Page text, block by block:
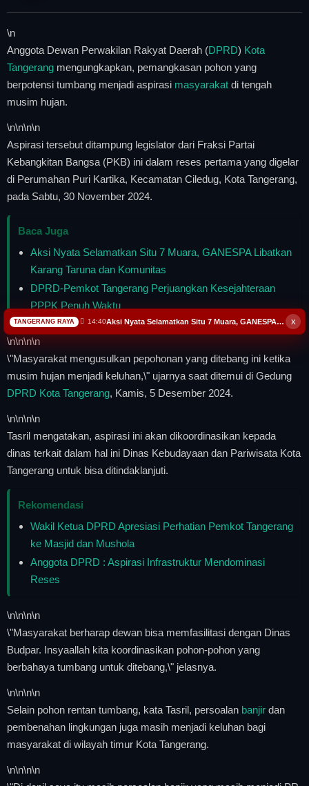
\n
Anggota Dewan Perwakilan Rakyat Daerah (DPRD) Kota
Tangerang mengungkapkan, pemangkasan pohon yang
berpotensi tumbang menjadi aspirasi masyarakat di tengah
musim hujan.
\n\n\n\n
Aspirasi tersebut ditampung legislator dari Fraksi Partai
Kebangkitan Bangsa (PKB) ini dalam reses pertama yang digelar
di Perumahan Puri Kartika, Kecamatan Ciledug, Kota Tangerang,
pada Sabtu, 30 November 2024.
Baca Juga
Aksi Nyata Selamatkan Situ 7 Muara, GANESPA Libatkan
Karang Taruna dan Komunitas
DPRD-Pemkot Tangerang Perjuangkan Kesejahteraan
PPPK Penuh Waktu
\n\n\n\n
\"Masyarakat mengusulkan pepohonan yang ditebang ini ketika
musim hujan menjadi keluhan,\" ujarnya saat ditemui di Gedung
DPRD Kota Tangerang, Kamis, 5 Desember 2024.
\n\n\n\n
Tasril mengatakan, aspirasi ini akan dikoordinasikan kepada
dinas terkait dalam hal ini Dinas Kebudayaan dan Pariwisata Kota
Tangerang untuk bisa ditindaklanjuti.
Rekomendasi
Wakil Ketua DPRD Apresiasi Perhatian Pemkot Tangerang
ke Masjid dan Mushola
Anggota DPRD : Aspirasi Infrastruktur Mendominasi
Reses
\n\n\n\n
\"Masyarakat berharap dewan bisa memfasilitasi dengan Dinas
Budpar. Insyaallah kita koordinasikan pohon-pohon yang
berbahaya tumbang untuk ditebang,\" jelasnya.
\n\n\n\n
Selain pohon rentan tumbang, kata Tasril, persoalan banjir dan
pembenahan lingkungan juga masih menjadi keluhan bagi
masyarakat di wilayah timur Kota Tangerang.
\n\n\n\n
x
TANGERANG RAYA 14:40 Aksi Nyata Selamatkan Situ 7 Muara, GANESPA Libatkan Karang Taruna dan Komunitas